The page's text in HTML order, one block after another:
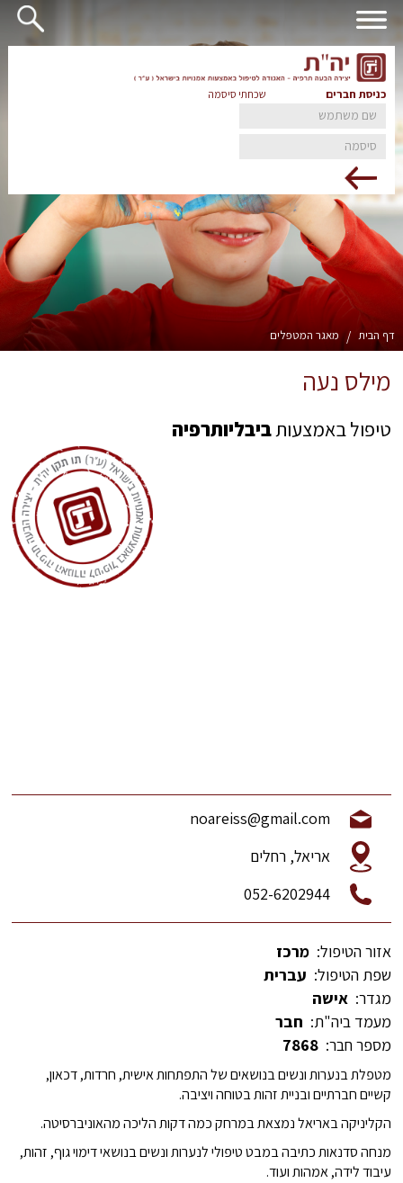
כניסת חברים שכחתי סיסמה
דף הבית / מאגר המטפלים
מילס נעה
טיפול באמצעותביבליותרפיה
noareiss@gmail.com
אריאל, רחלים
052-6202944
אזור הטיפול: מרכז
שפת הטיפול: עברית
מגדר: אישה
מעמד ביה"ת: חבר
מספר חבר: 7868
מטפלת בנערות ונשים בנושאים של התפתחות אישית, חרדות, דכאון,
קשיים חברתיים ובניית זהות בטוחה ויציבה.
הקליניקה באריאל נמצאת במרחק כמה דקות הליכה מהאוניברסיטה.
מנחה סדנאות כתיבה במבט טיפולי לנערות ונשים בנושאי דימוי גוף, זהות,
עיבוד לידה, אמהות ועוד.